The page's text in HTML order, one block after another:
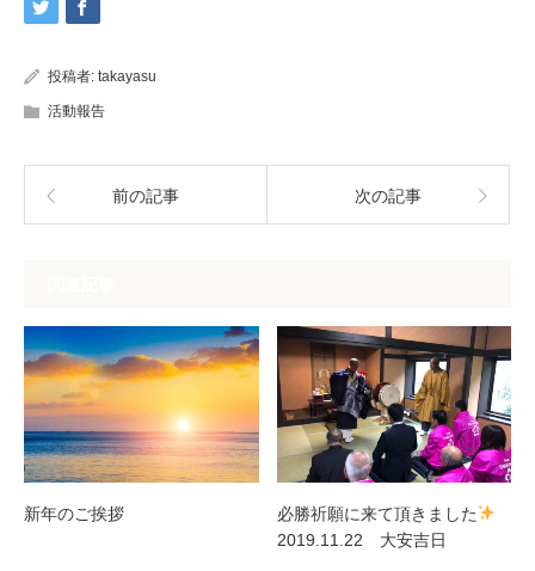
投稿者: takayasu
活動報告
前の記事 次の記事
新年のご挨拶
必勝祈願に来て頂きました
2019.11.22 大安吉日